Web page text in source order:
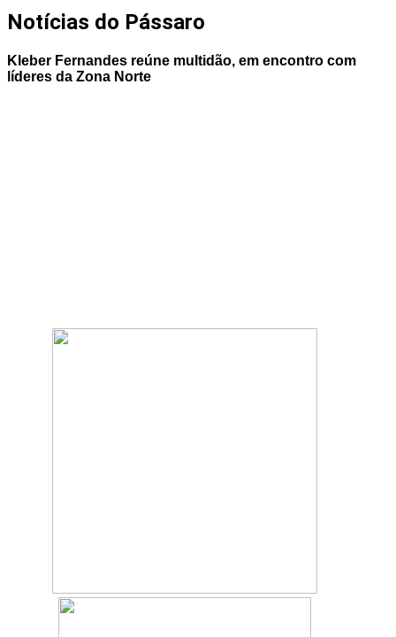
Notícias do Pássaro
Kleber Fernandes reúne multidão, em encontro com
líderes da Zona Norte